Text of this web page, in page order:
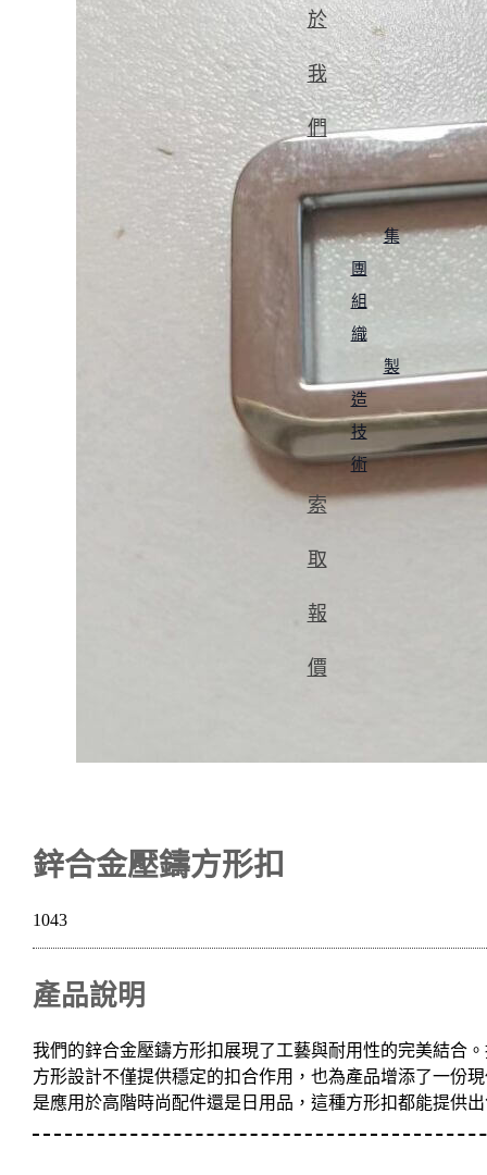
於
我
們
集
團
組
織
製
造
技
術
索
取
報
價
鋅合金壓鑄方形扣
1043
產品說明
我們的鋅合金壓鑄方形扣展現了工藝與耐用性的完美結合
方形設計不僅提供穩定的扣合作用，也為產品增添了一份
是應用於高階時尚配件還是日用品，這種方形扣都能提供